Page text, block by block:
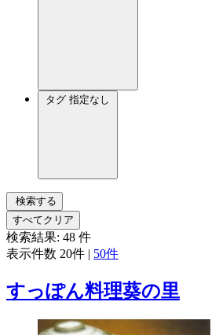
タグ 指定なし
検索する
すべてクリア
検索結果: 48 件
表示件数 20件 | 50件
すっぽん料理葵の里